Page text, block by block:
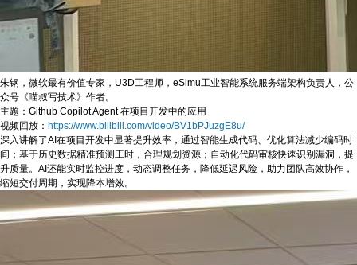
朱钢，微软最有价值专家，U3D工程师，eSimu工业智能系统服务端架构负责人，公
众号《喵叔写技术》作者。
主题：Github Copilot Agent 在项目开发中的应用
视频回放： https://www.bilibili.com/video/BV1bPJuzgE8u/
深入讲解了AI在项目开发中显著提升效率，通过智能生成代码、优化算法减少编码时
间；基于历史数据精准预测工时，合理规划资源；自动化代码审核快速识别漏洞，提
升质量。AI还能实时监控进度，动态调整任务，降低延迟风险，助力团队高效协作，
缩短交付周期，实现降本增效。